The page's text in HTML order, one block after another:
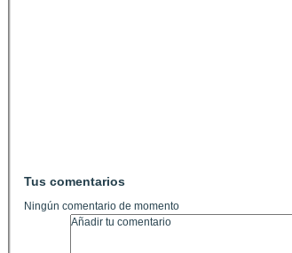
Tus comentarios
Ningún comentario de momento